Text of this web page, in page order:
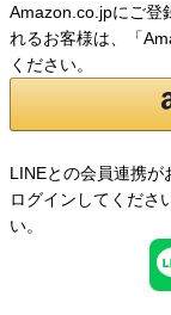
Amazon.co.jpにご登
れるお客様は、「
ください。
LINEとの会員連携が
ログインしてくださ
い。